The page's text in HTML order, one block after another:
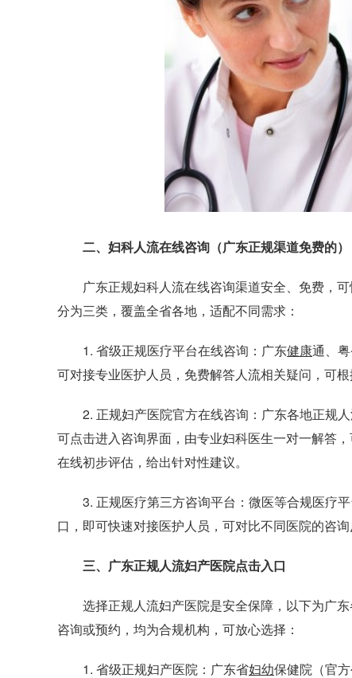
二、妇科人流在线咨询（广东正规渠道免费的）
广东正规妇科人流在线咨询渠道安全、免费，可
分为三类，覆盖全省各地，适配不同需求：
1. 省级正规医疗平台在线咨询：广东健康通、
可对接专业医护人员，免费解答人流相关疑问，可
2. 正规妇产医院官方在线咨询：广东各地正规人
可点击进入咨询界面，由专业妇科医生一对一解答
在线初步评估，给出针对性建议。
3. 正规医疗第三方咨询平台：微医等合规医疗平
口，即可快速对接医护人员，可对比不同医院的咨
三、广东正规人流妇产医院点击入口
选择正规人流妇产医院是安全保障，以下为广东
咨询或预约，均为合规机构，可放心选择：
1. 省级正规妇产医院：广东省妇幼保健院（官